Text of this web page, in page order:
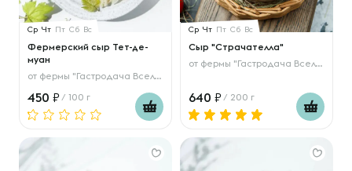
Ср Чт Пт Сб Вс
Фермерский сыр Тет-де-
муан
от фермы "Гастродача Вселуг"
450 / 100 г
Ср Чт Пт Сб Вс
Сыр "Страчателла"
от фермы "Гастродача Вселуг"
640 / 200 г